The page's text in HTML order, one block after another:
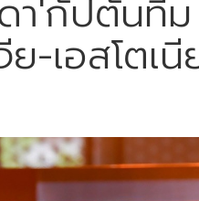
า'กัปตันที
-เอสโตเนี